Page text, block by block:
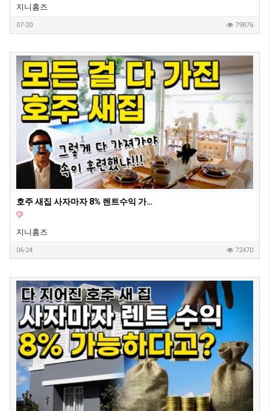
지니홈즈
07-20 79876
호주 새집 사자마자 8% 렌트수익 가능 2부 영상
지니홈즈
06-24 72470